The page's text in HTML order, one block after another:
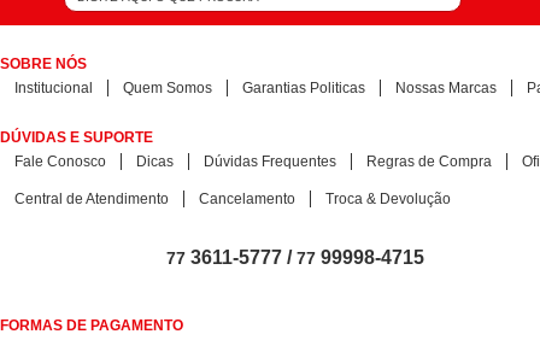
SOBRE NÓS
Institucional
Quem Somos Garantias Politicas Nossas Marcas
DÚVIDAS E SUPORTE
Fale Conosco
Dicas Dúvidas Frequentes Regras de Compra
Central de Atendimento Cancelamento Troca & Devolução
77 3611-5777 /77 99998-4715
FORMAS DE PAGAMENTO